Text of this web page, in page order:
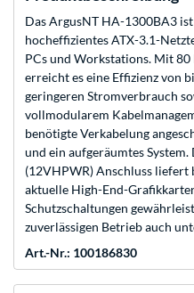
Das ArgusNT HA-1300BA3
hocheffizientes ATX-3.1-
PCs und Workstations. Mit
erreicht es eine Effizienz von
geringeren Stromverbrauch
vollmodularem
benötigte Verkabelung
und ein aufgeräumtes
(12VHPWR) Anschluss
aktuelle High-End-
Schutzschaltungen
zuverlässigen Betrieb auch
Art.-Nr.: 100186830